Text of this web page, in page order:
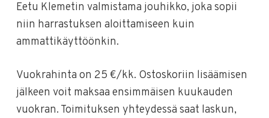
Eetu Klemetin valmistama jouhikko, joka sopii
niin harrastuksen aloittamiseen kuin
ammattikäyttöönkin.
Vuokrahinta on 25 €/kk. Ostoskoriin lisäämisen
jälkeen voit maksaa ensimmäisen kuukauden
vuokran. Toimituksen yhteydessä saat laskun,